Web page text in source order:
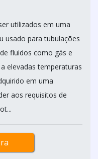
utilizados em uma
usado para tubulações
fluidos como gás e
elevadas temperaturas
em uma
aos requisitos de